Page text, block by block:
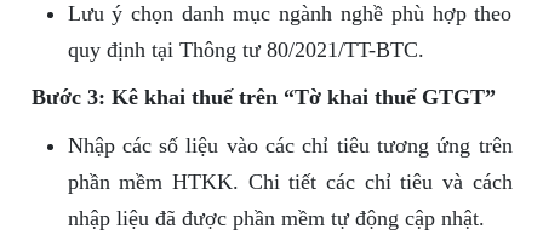
Lưu ý chọn danh mục ngành nghề phù hợp theo
quy định tại Thông tư 80/2021/TT-BTC.
Bước 3: Kê khai thuế trên “Tờ khai thuế GTGT”
Nhập các số liệu vào các chỉ tiêu tương ứng trên
phần mềm HTKK. Chi tiết các chỉ tiêu và cách
nhập liệu đã được phần mềm tự động cập nhật.